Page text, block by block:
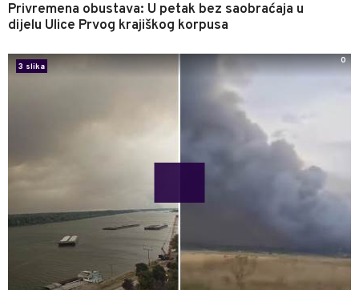
Privremena obustava: U petak bez saobraćaja u
dijelu Ulice Prvog krajiškog korpusa
3 slika
0